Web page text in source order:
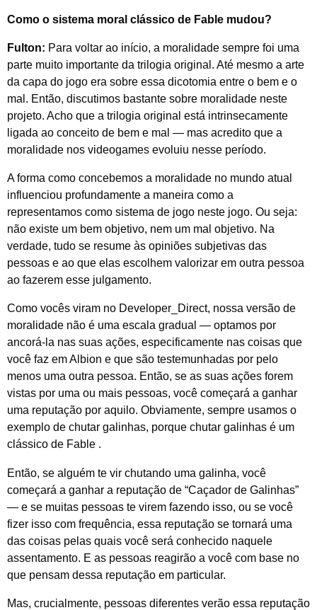
Como o sistema moral clássico de Fable mudou?
Fulton: Para voltar ao início, a moralidade sempre foi uma
parte muito importante da trilogia original. Até mesmo a arte
da capa do jogo era sobre essa dicotomia entre o bem e o
mal. Então, discutimos bastante sobre moralidade neste
projeto. Acho que a trilogia original está intrinsecamente
ligada ao conceito de bem e mal — mas acredito que a
moralidade nos videogames evoluiu nesse período.
A forma como concebemos a moralidade no mundo atual
influenciou profundamente a maneira como a
representamos como sistema de jogo neste jogo. Ou seja:
não existe um bem objetivo, nem um mal objetivo. Na
verdade, tudo se resume às opiniões subjetivas das
pessoas e ao que elas escolhem valorizar em outra pessoa
ao fazerem esse julgamento.
Como vocês viram no Developer_Direct, nossa versão de
moralidade não é uma escala gradual — optamos por
ancorá-la nas suas ações, especificamente nas coisas que
você faz em Albion e que são testemunhadas por pelo
menos uma outra pessoa. Então, se as suas ações forem
vistas por uma ou mais pessoas, você começará a ganhar
uma reputação por aquilo. Obviamente, sempre usamos o
exemplo de chutar galinhas, porque chutar galinhas é um
clássico de Fable .
Então, se alguém te vir chutando uma galinha, você
começará a ganhar a reputação de “Caçador de Galinhas”
— e se muitas pessoas te virem fazendo isso, ou se você
fizer isso com frequência, essa reputação se tornará uma
das coisas pelas quais você será conhecido naquele
assentamento. E as pessoas reagirão a você com base no
que pensam dessa reputação em particular.
Mas, crucialmente, pessoas diferentes verão essa reputação